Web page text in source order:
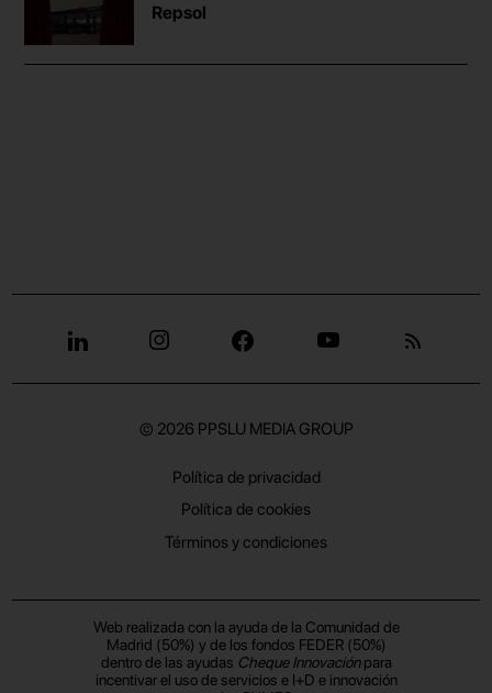
Repsol
© 2026 PPSLU MEDIA GROUP
Política de privacidad
Política de cookies
Términos y condiciones
Web realizada con la ayuda de la Comunidad de
Madrid (50%) y de los fondos FEDER (50%)
dentro de las ayudas Cheque Innovaciónpara
incentivar el uso de servicios e I+D e innovación